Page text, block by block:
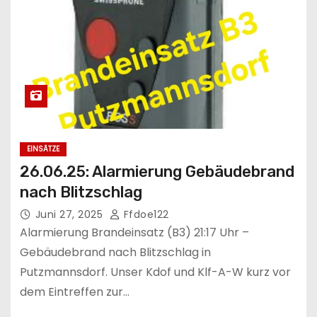
EINSÄTZE
26.06.25: Alarmierung Gebäudebrand
nach Blitzschlag
Juni 27, 2025 Ffdoe122
Alarmierung Brandeinsatz (B3) 21:17 Uhr –
Gebäudebrand nach Blitzschlag in
Putzmannsdorf. Unser Kdof und Klf-A-W kurz vor
dem Eintreffen zur…